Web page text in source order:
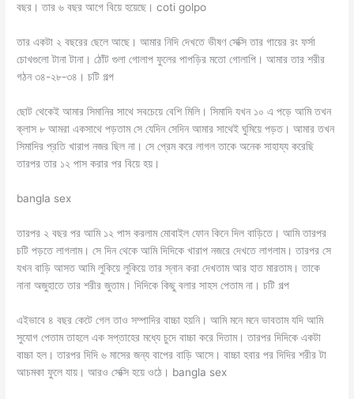
বছর। তার ৬ বছর আগে বিয়ে হয়েছে। coti golpo
তার একটা ২ বছরের ছেলে আছে। আমার নিদি দেখতে ভীষণ সেক্সি তার গায়ের রং ফর্সা
চোখগুলো টানা টানা। ঠোঁট গুলা গোলাপ ফুলের পাপড়ির মতো গোলাপি। আমার তার শরীর
গঠন ৩৪-২৮-৩৪। চটি গল্প
ছোট থেকেই আমার সিমানির সাথে সবচেয়ে বেশি মিলি। সিমাদি যখন ১০ এ পড়ে আমি তখন
ক্লাস ৮ আমরা একসাথে পড়তাম সে যেদিন সেদিন আমার সাথেই ঘুমিয়ে পড়ত। আমার তখন
সিমাদির প্রতি খারাপ নজর ছিল না। সে প্রেম করে লাগল তাকে অনেক সাহায্য করেছি
তারপর তার ১২ পাস করার পর বিয়ে হয়।
bangla sex
তারপর ২ বছর পর আমি ১২ পাস করলাম মোবাইল ফোন কিনে দিল বাড়িতে। আমি তারপর
চটি পড়তে লাগলাম। সে দিন থেকে আমি দিদিকে খারাপ নজরে দেখতে লাগলাম। তারপর সে
যখন বাড়ি আসত আমি লুকিয়ে লুকিয়ে তার স্নান করা দেখতাম আর হাত মারতাম। তাকে
নানা অজুহাতে তার শরীর জুতাম। দিদিকে কিছু বলার সাহস পেতাম না। চটি গল্প
এইভাবে ৪ বছর কেটে গেল তাও সম্পাদির বাচ্চা হয়নি। আমি মনে মনে ভাবতাম যদি আমি
সুযোগ পেতাম তাহলে এক সপ্তাহের মধ্যে চুদে বাচ্চা করে দিতাম। তারপর দিদিকে একটা
বাচ্চা হল। তারপর দিদি ৬ মাসের জন্য বাপের বাড়ি আসে। বাচ্চা হবার পর দিদির শরীর টা
আচমকা ফুলে যায়। আরও সেক্সি হয়ে ওঠে। bangla sex